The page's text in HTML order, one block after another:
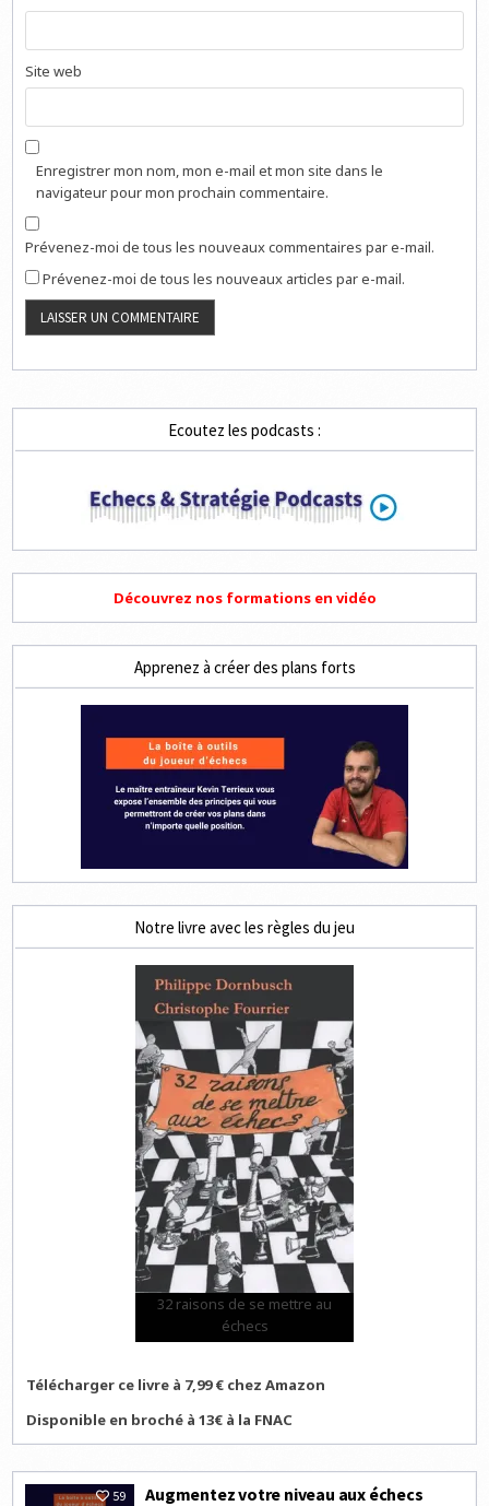
Site web
Enregistrer mon nom, mon e-mail et mon site dans le
navigateur pour mon prochain commentaire.
Prévenez-moi de tous les nouveaux commentaires par e-mail.
Prévenez-moi de tous les nouveaux articles par e-mail.
Ecoutez les podcasts :
Découvrez nos formations en vidéo
Apprenez à créer des plans forts
Notre livre avec les règles du jeu
32 raisons de se mettre au
échecs
Télécharger ce livre à 7,99 € chez Amazon
Disponible en broché à 13€ à la FNAC
59 Augmentez votre niveau aux échecs